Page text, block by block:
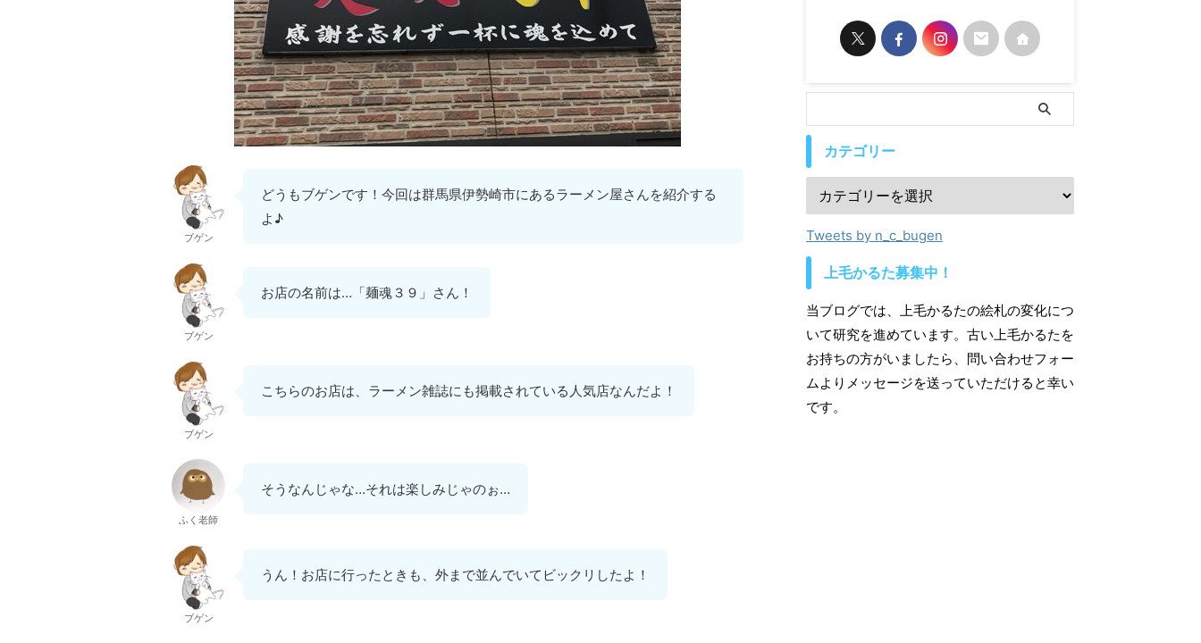
ブゲン
どうもブゲンです！今回は群馬県伊勢崎市にあるラーメン屋さんを紹介する
よ♪
ブゲン
お店の名前は…「麺魂３９」さん！
ブゲン
こちらのお店は、ラーメン雑誌にも掲載されている人気店なんだよ！
ふく老師
そうなんじゃな…それは楽しみじゃのぉ…
ブゲン
うん！お店に行ったときも、外まで並んでいてビックリしたよ！
カテゴリー
Tweets by n_c_bugen
上毛かるた募集中！
当ブログでは、上毛かるたの絵札の変化につ
いて研究を進めています。古い上毛かるたを
お持ちの方がいましたら、問い合わせフォー
ムよりメッセージを送っていただけると幸い
です。